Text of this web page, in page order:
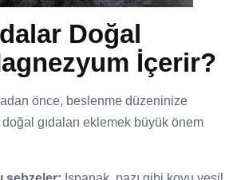
Doğal
İçerir?
önce, beslenme düzeninize
gıdaları eklemek büyük önem